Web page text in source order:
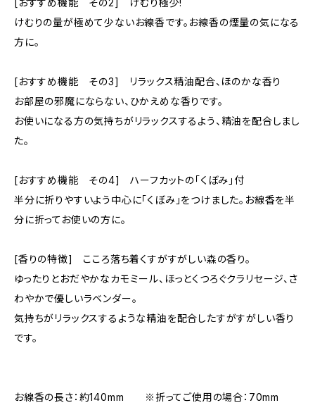
[おすすめ機能 その2] けむり極少!
けむりの量が極めて少ないお線香です。お線香の煙量の気になる
方に。
[おすすめ機能 その3] リラックス精油配合、ほのかな香り
お部屋の邪魔にならない、ひかえめな香りです。
お使いになる方の気持ちがリラックスするよう、精油を配合しまし
た。
[おすすめ機能 その4] ハーフカットの「くぼみ」付
半分に折りやすいよう中心に「くぼみ」をつけました。お線香を半
分に折ってお使いの方に。
[香りの特徴] こころ落ち着くすがすがしい森の香り。
ゆったりとおだやかなカモミール、ほっとくつろぐクラリセージ、さ
わやかで優しいラベンダー。
気持ちがリラックスするような精油を配合したすがすがしい香り
です。
お線香の長さ：約140mm ※折ってご使用の場合：70mm